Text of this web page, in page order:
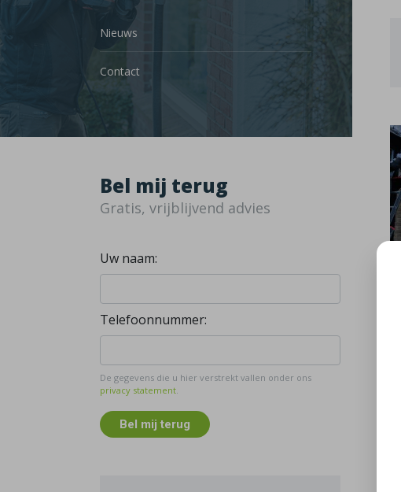
Nieuws
Contact
Bel mij terug
Gratis, vrijblijvend advies
Uw naam:
Telefoonnummer:
De gegevens die u hier verstrekt vallen onder ons
privacy statement.
Bel mij terug